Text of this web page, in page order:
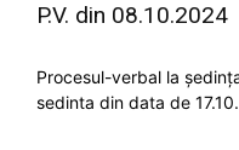
P.V. din 08.10.2024
Procesul-verbal la
sedinta din data de